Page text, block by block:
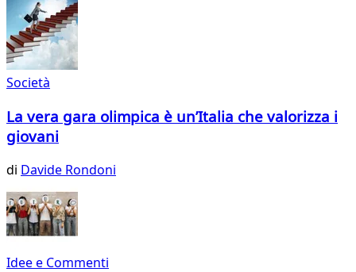
Società
La vera gara olimpica è un’Italia che valorizza i
giovani
di Davide Rondoni
Idee e Commenti